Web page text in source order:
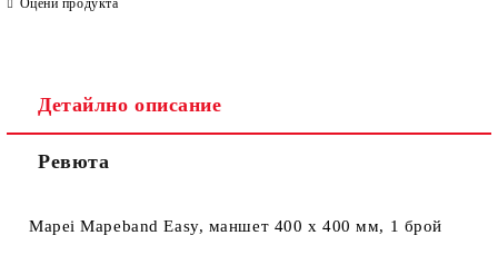
Оцени продукта
Детайлно описание
Ревюта
Mapei Mapeband Easy, маншет 400 х 400 мм, 1 брой